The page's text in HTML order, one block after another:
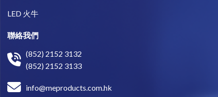
LED 火牛
聯絡我們
(852) 2152 3132
(852) 2152 3133
info@meproducts.com.hk